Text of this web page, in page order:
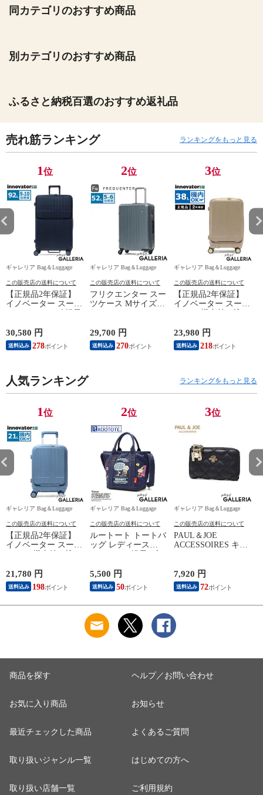
同カテゴリのおすすめ商品
別カテゴリのおすすめ商品
ふるさと納税百選のおすすめ返礼品
売れ筋ランキング ランキングをもっと見る
1位
ギャレリア Bag＆Luggage
この販売店の送料について
【正規品2年保証】
イノベーター スーツ
ケース Lサイズ 軽量
ース suitcase ストッ
パー フロントポケッ
ト キャリーバッグ
Extreme Journey 92L
Large INV90
30,580 円
送料込み 278
2位
ギャレリア Bag＆Luggage
この販売店の送料について
フリクエンター スー
ツケース Mサイズ
ス 52L 軽量 軽い 静
音 メンズ レディー
ス M TSロック 5泊 6
29,700 円
送料込み 270
3位
ギャレリア Bag＆Luggage
この販売店の送料について
【正規品2年保証】
イノベーター スーツ
ケース 機内持ち込み
量 innovator キャリー
ケース ブランド 小
さめ Sサイズ ストッ
Journey Cabin INV50
23,980 円
送料込み 218
人気ランキング ランキングをもっと見る
1位
ギャレリア Bag＆Luggage
この販売店の送料について
【正規品2年保証】
イノベーター スーツ
ケース 機内持ち込み
ーケース suitcase 小
さめ Sサイズ フロン
トポケット ストッパ
21,780 円
送料込み 198
2位
ギャレリア Bag＆Luggage
この販売店の送料について
ルートート トートバ
ッグ レディース
ROOTOTE 軽量 ブラ
バッグ A5 おしゃれ
シンプル PEANUTS
スヌーピー ピーナッ
シシュウ.Peanuts-0M
8419
5,500 円
送料込み 50
3位
ギャレリア Bag＆Luggage
この販売店の送料について
PAUL＆JOE
ACCESSOIRES キー
アンドジョー ブラン
ド 可愛い カード コ
ンパクト 車 鍵 ファ
ルティング キルト
QUILTING PJA-
7,920 円
送料込み 72
商品を探す
お気に入り商品
最近チェックした商品
取り扱いジャンル一覧
取り扱い店舗一覧
ヘルプ／お問い合わせ
お知らせ
よくあるご質問
はじめての方へ
ご利用規約